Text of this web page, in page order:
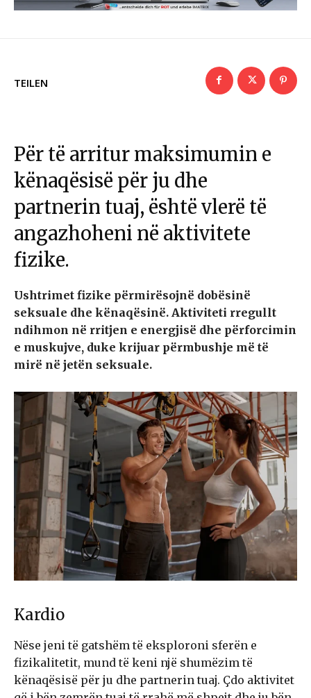
TEILEN
Për të arritur maksimumin e
kënaqësisë për ju dhe
partnerin tuaj, është vlerë të
angazhoheni në aktivitete
fizike.
Ushtrimet fizike përmirësojnë dobësinë
seksuale dhe kënaqësinë. Aktiviteti rregullt
ndihmon në rritjen e energjisë dhe përforcimin
e muskujve, duke krijuar përmbushje më të
mirë në jetën seksuale.
Kardio
Nëse jeni të gatshëm të eksploroni sferën e
fizikalitetit, mund të keni një shumëzim të
kënaqësisë për ju dhe partnerin tuaj. Çdo aktivitet